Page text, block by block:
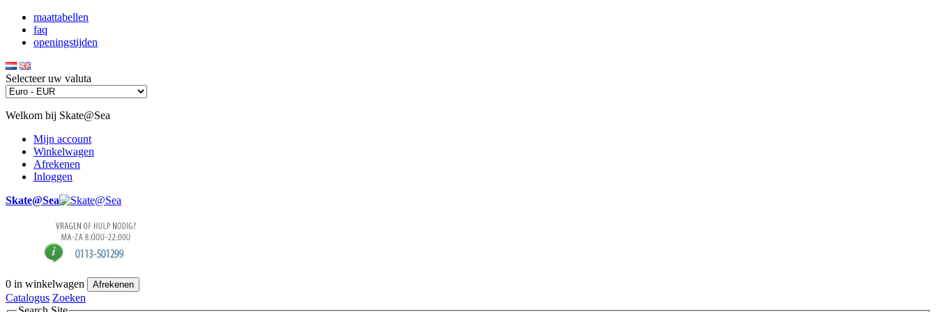
maattabellen
faq
openingstijden
Selecteer uw valuta
Welkom bij Skate@Sea
Mijn account
Winkelwagen
Afrekenen
Inloggen
Skate@Sea
0 in winkelwagen Afrekenen
Catalogus Zoeken